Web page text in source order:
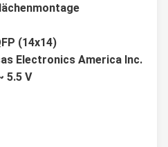
(14x14)
Electronics America Inc.
5.5 V